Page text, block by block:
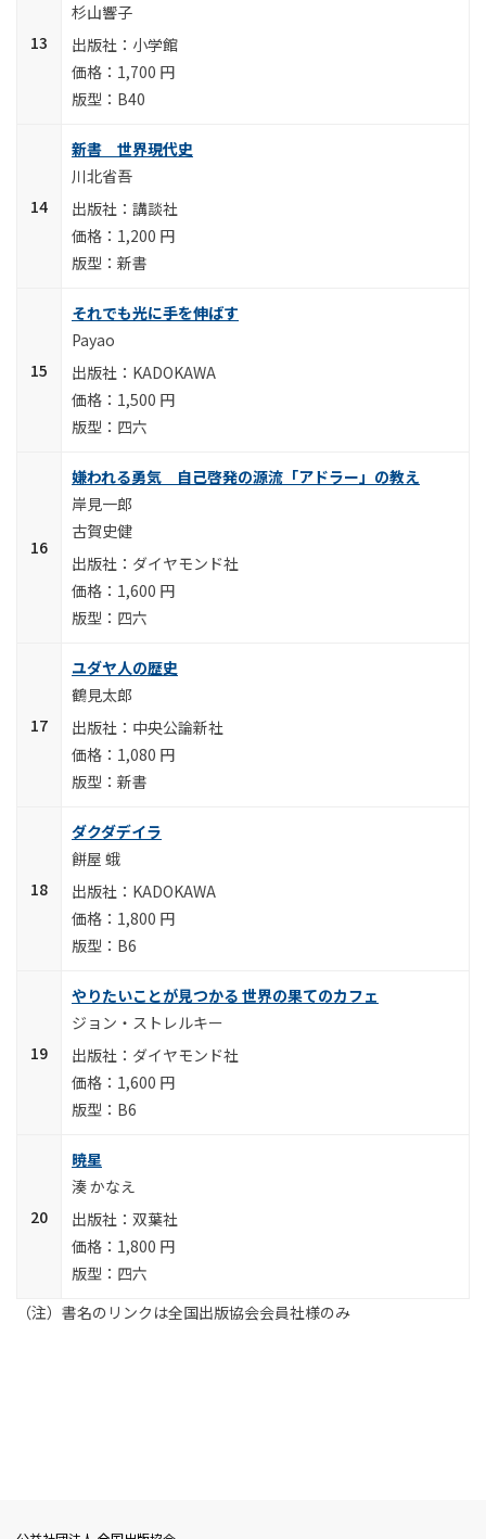
杉山響子
小学館
1,700 円
B40
新書 世界現代史
川北省吾
講談社
1,200 円
新書
それでも光に手を伸ばす
Payao
KADOKAWA
1,500 円
四六
嫌われる勇気 自己啓発の源流「アドラー」の教え
岸見一郎
古賀史健
ダイヤモンド社
1,600 円
四六
ユダヤ人の歴史
鶴見太郎
中央公論新社
1,080 円
新書
ダクダデイラ
餅屋 蛾
KADOKAWA
1,800 円
B6
やりたいことが見つかる 世界の果てのカフェ
ジョン・ストレルキー
ダイヤモンド社
1,600 円
B6
暁星
湊 かなえ
双葉社
1,800 円
四六
（注）書名のリンクは全国出版協会会員社様のみ